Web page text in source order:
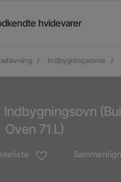
hvidevarer
/ Indbygningsovne /
Indbygningsovn
Oven 71 L)
Sammenlign